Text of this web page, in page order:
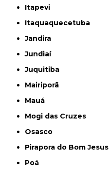
Itapevi
Itaquaquecetuba
Jandira
Jundiaí
Juquitiba
Mairiporã
Mauá
Mogi das Cruzes
Osasco
Pirapora do Bom Jesus
Poá